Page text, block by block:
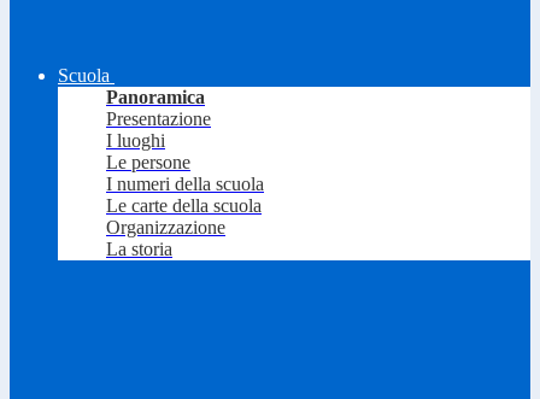
Scuola
Panoramica
Presentazione
I luoghi
Le persone
I numeri della scuola
Le carte della scuola
Organizzazione
La storia